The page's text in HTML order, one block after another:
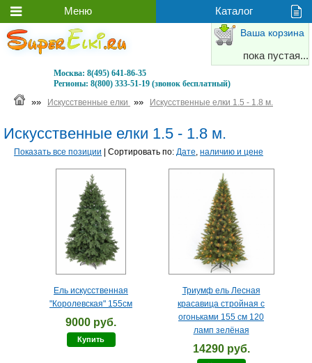
Москва: 8(495) 641-86-35
Регионы: 8(800) 333-51-19 (звонок бесплатный)
Ваша корзина
пока пустая...
»» Искусственные елки »» Искусственные елки 1.5 - 1.8 м.
Искусственные елки 1.5 - 1.8 м.
Показать все позиции | Сортировать по: Дате, наличию и цене
Ель искусственная
"Королевская" 155см
9000 руб.
Купить
Триумф ель Лесная
красавица стройная с
огоньками 155 см 120
ламп зелёная
14290 руб.